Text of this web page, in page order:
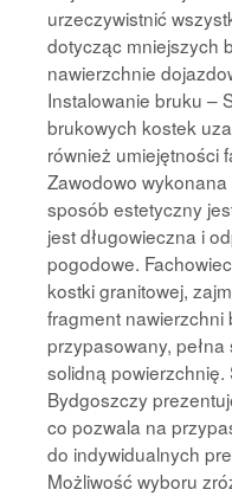
urzeczywistnić
dotycząc mniejszych
nawierzchnie
Instalowanie bruku –
brukowych kostek
również umiejętności
Zawodowo
sposób estetyczny
jest długowieczna i
pogodowe.
kostki granitowej,
fragment nawierzchni
przypasowany,
solidną
Bydgoszczy
co pozwala na
do indywidualnych
Możliwość wyboru